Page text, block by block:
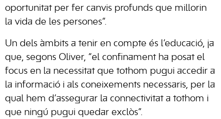
oportunitat per fer canvis profunds que millorin
la vida de les persones”.
Un dels àmbits a tenir en compte és l’educació, ja
que, segons Oliver, “el confinament ha posat el
focus en la necessitat que tothom pugui accedir a
la informació i als coneixements necessaris, per la
qual hem d’assegurar la connectivitat a tothom i
que ningú pugui quedar exclòs”.